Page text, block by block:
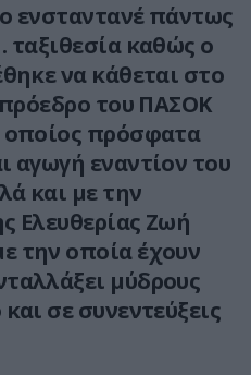
ενσταντανέ πάντως
ταξιθεσία καθώς ο
να κάθεται στο
του ΠΑΣΟΚ
πρόσφατα
αγωγή εναντίον του
και με την
Ελευθερίας Ζωή
την οποία έχουν
μύδρους
σε συνεντεύξεις